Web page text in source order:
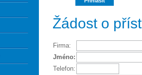
Žádost o
Firma:
Jméno:
Telefon: